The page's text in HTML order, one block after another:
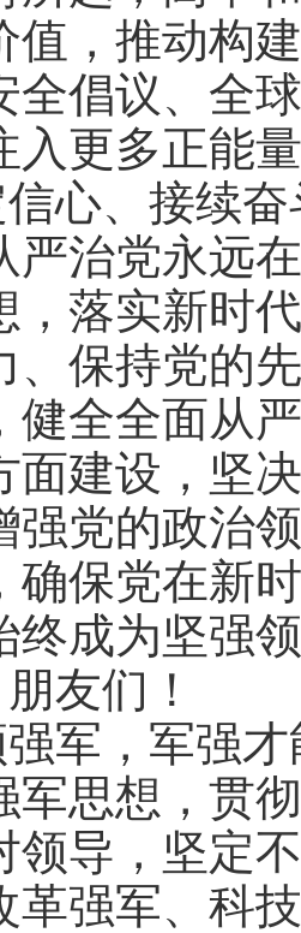
值，推动构
全倡议、全
入更多正能
心、接续奋
严治党永远
，落实新时
、保持党的
健全全面从
面建设，坚
强党的政治
确保党在新
终成为坚强
友们！
军，军强
军思想，贯
领导，坚定
革强军、科